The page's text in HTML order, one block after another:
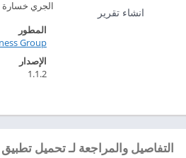
الجري خسارة الوزن
انشاء تقرير
المطور
Group‏
الإصدار
1.1.2
التفاصيل والمراجعة لـ تحميل تطبيق